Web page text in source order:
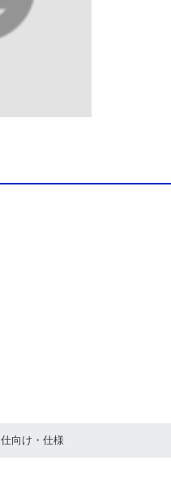
仕向け・仕様